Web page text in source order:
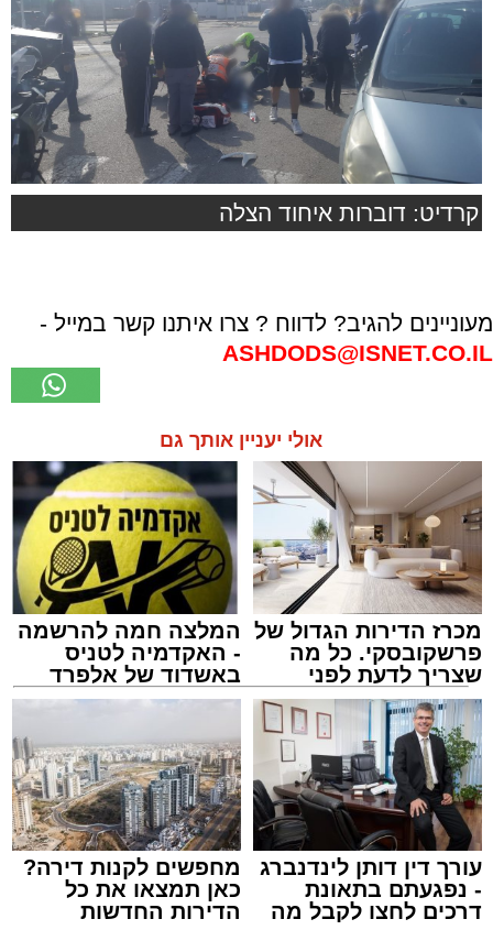
קרדיט: דוברות איחוד הצלה
מעוניינים להגיב? לדווח ? צרו איתנו קשר במייל -
ASHDODS@ISNET.CO.IL
אולי יעניין אותך גם
מכרז הדירות הגדול של
פרשקובסקי. כל מה
שצריך לדעת לפני
שמגישים הצעה לדירה
באשדוד
המלצה חמה להרשמה
- האקדמיה לטניס
באשדוד של אלפרד
קריאולנסקי - לילדים
עורך דין דותן לינדנברג
- נפגעתם בתאונת
דרכים לחצו לקבל מה
מחפשים לקנות דירה?
כאן תמצאו את כל
הדירות החדשות